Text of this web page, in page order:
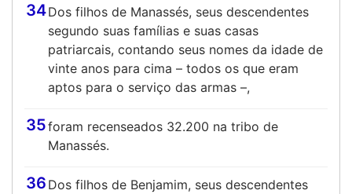
34Dos filhos de Manassés, seus descendentes
segundo suas famílias e suas casas
patriarcais, contando seus nomes da idade de
vinte anos para cima – todos os que eram
aptos para o serviço das armas –,
35foram recenseados 32.200 na tribo de
Manassés.
36 Dos filhos de Benjamim, seus descendentes